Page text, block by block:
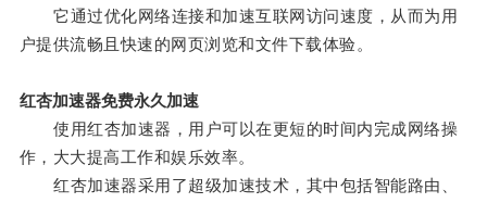
它通过优化网络连接和加速互联网访问速度，从而为用
户提供流畅且快速的网页浏览和文件下载体验。
红杏加速器免费永久加速
使用红杏加速器，用户可以在更短的时间内完成网络操
作，大大提高工作和娱乐效率。
红杏加速器采用了超级加速技术，其中包括智能路由、